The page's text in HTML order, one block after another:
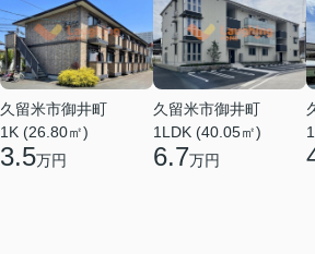
久留米市御井町
1K (26.80㎡)
3.5万円
久留米市御井町
1LDK (40.05㎡)
6.7万円